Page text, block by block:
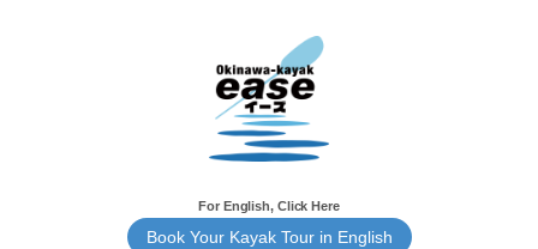
For English, Click Here
Book Your Kayak Tour in English